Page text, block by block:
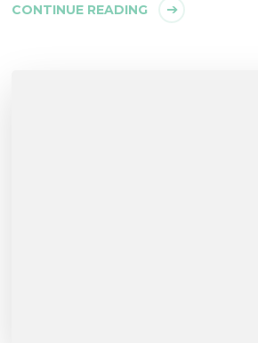
CONTINUE READING